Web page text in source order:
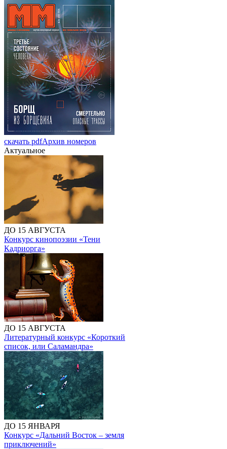
скачать pdfАрхив номеров
Актуальное
ДО 15 АВГУСТА
Конкурс кинопоэзии «Тени
Кадриорга»
ДО 15 АВГУСТА
Литературный конкурс «Короткий
список, или Саламандра»
ДО 15 ЯНВАРЯ
Конкурс «Дальний Восток – земля
приключений»